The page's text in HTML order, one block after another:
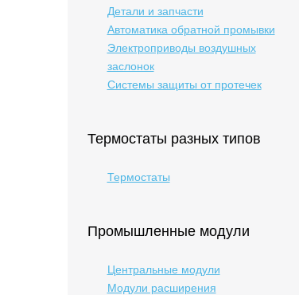
Детали и запчасти
Автоматика обратной промывки
Электроприводы воздушных
заслонок
Системы защиты от протечек
Термостаты разных типов
Термостаты
Промышленные модули
Центральные модули
Модули расширения